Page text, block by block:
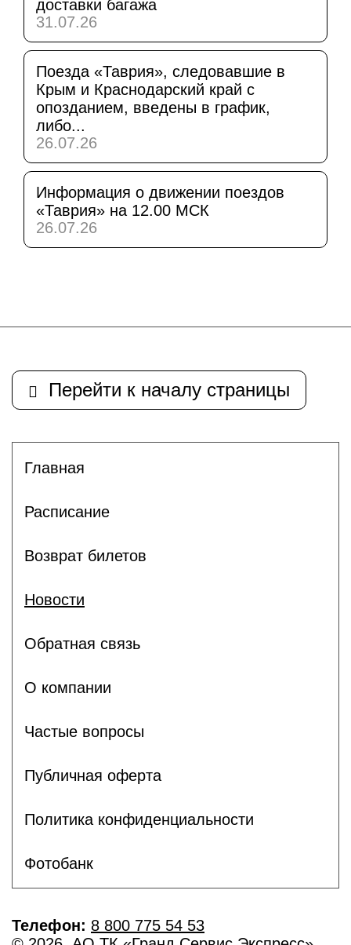
доставки багажа
31.07.26
Поезда «Таврия», следовавшие в
Крым и Краснодарский край с
опозданием, введены в график,
либо...
26.07.26
Информация о движении поездов
«Таврия» на 12.00 МСК
26.07.26
Перейти к началу страницы
Главная
Расписание
Возврат билетов
Новости
Обратная связь
О компании
Частые вопросы
Публичная оферта
Политика конфиденциальности
Фотобанк
Телефон: 8 800 775 54 53